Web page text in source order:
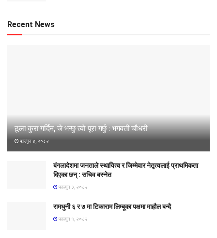
Recent News
ठूला कुरा गर्दिन, जे भन्छु त्यो पूरा गर्छु : भगबती चौधरी
फाल्गुन ४, २०८२
बंगलादेशमा जनताले स्थायित्व र जिम्मेवार नेतृत्वलाई प्राथमिकता
दिएका छन् : सचिव बस्नेत
फाल्गुन ३, २०८२
रामधुनी ६ र ७ मा टिकाराम लिम्बूका पक्षमा माहौल बन्दै
फाल्गुन १, २०८२